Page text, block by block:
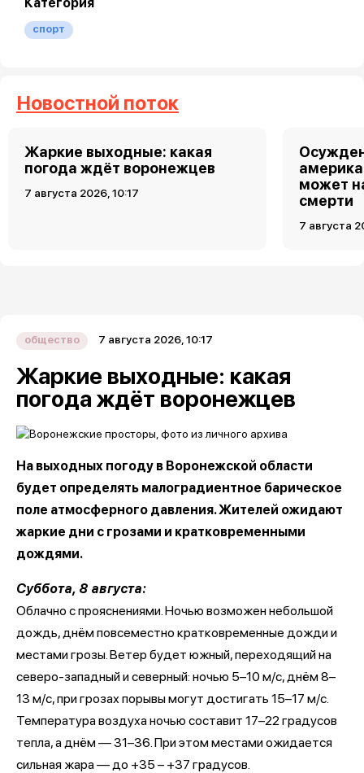
спорт
Новостной поток
Жаркие выходные: какая
погода ждёт воронежцев
7 августа 2026, 10:17
может
смерти
7 августа
общество 7 августа 2026, 10:17
Жаркие выходные: какая
погода ждёт воронежцев
На выходных погоду в Воронежской области
будет определять малоградиентное барическое
поле атмосферного давления. Жителей ожидают
жаркие дни с грозами и кратковременными
дождями.
Суббота, 8 августа:
Облачно с прояснениями. Ночью возможен небольшой
дождь, днём повсеместно кратковременные дожди и
местами грозы. Ветер будет южный, переходящий на
северо-западный и северный: ночью 5–10 м/с, днём 8–
13 м/с, при грозах порывы могут достигать 15–17 м/с.
Температура воздуха ночью составит 17–22 градусов
тепла, а днём — 31–36. При этом местами ожидается
сильная жара — до +35 – +37 градусов.